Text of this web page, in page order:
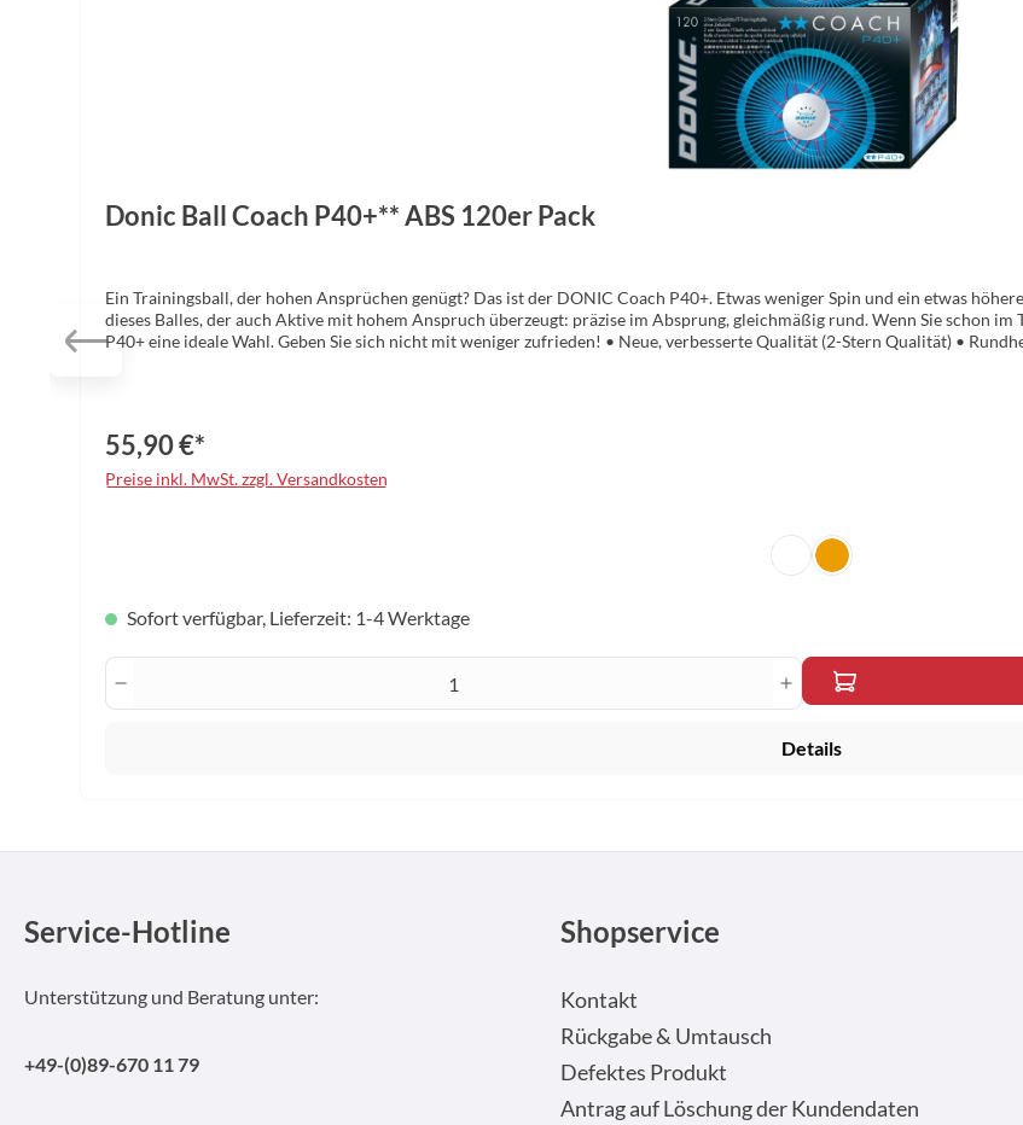
Donic Ball Coach P40+** ABS 120er Pack
Ein Trainingsball, der hohen Ansprüchen genügt? Das ist der DONIC Coach P40+. Etwas weniger Spin und ein etwas
dieses Balles, der auch Aktive mit hohem Anspruch überzeugt: präzise im Absprung, gleichmäßig rund. Wenn Sie schon
P40+ eine ideale Wahl. Geben Sie sich nicht mit weniger zufrieden! • Neue, verbesserte Qualität (2-Stern Qualität) •
55,90 €*
Preise inkl. MwSt. zzgl. Versandkosten
weißorange
Sofort verfügbar, Lieferzeit: 1-4 Werktage
Produkt Anzahl: Gib den gewünschten Wert ein oder benutze die
Details
Service-Hotline
Unterstützung und Beratung unter:
+49-(0)89-670 11 79
Shopservice
Kontakt
Rückgabe & Umtausch
Defektes Produkt
Antrag auf Löschung der Kundendaten